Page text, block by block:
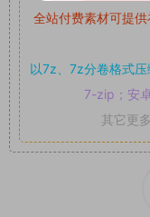
全站付费素材可提
以7z、7z分卷格式压
7-zip；安
其它更